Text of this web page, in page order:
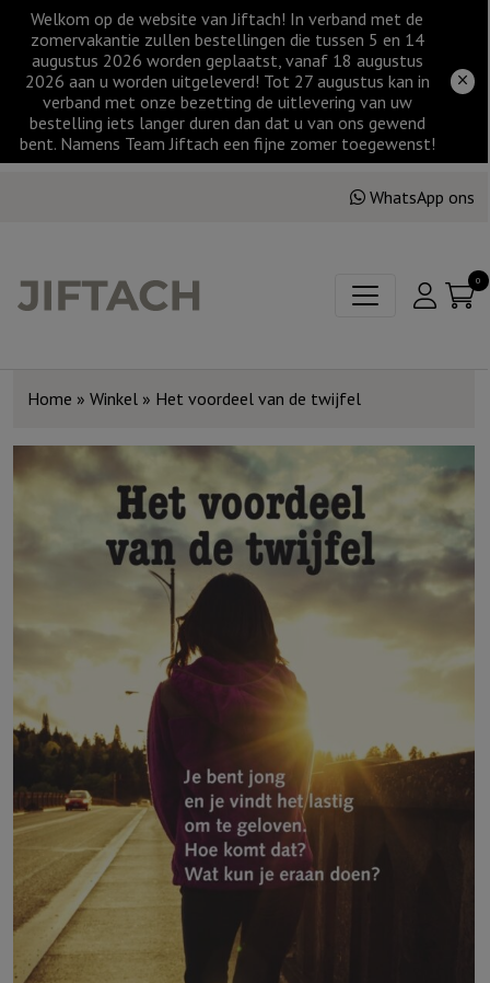
Welkom op de website van Jiftach! In verband met de
zomervakantie zullen bestellingen die tussen 5 en 14
augustus 2026 worden geplaatst, vanaf 18 augustus
2026 aan u worden uitgeleverd! Tot 27 augustus kan in
verband met onze bezetting de uitlevering van uw
bestelling iets langer duren dan dat u van ons gewend
bent. Namens Team Jiftach een fijne zomer toegewenst!
WhatsApp ons
0
Home » Winkel » Het voordeel van de twijfel